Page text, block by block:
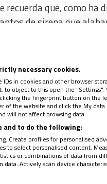
que, como ha
de sirena que
salido de la crisis, que
esta bajada del
autónomos, horas
se dice que tener
–sigue el
necessary cookies.
in cookies and other browser
to object to this open the "Settings".
the fingerprint button on the
the website and click the My
will not affect browsing data.
and to do the following:
Create profiles for personalised
to select personalised content.
or combinations of data from
Actively scan device